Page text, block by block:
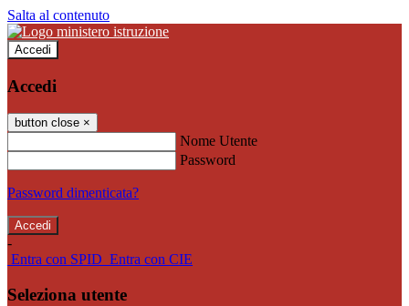
Salta al contenuto
Accedi
Accedi
button close ×
Nome Utente
Password
Password dimenticata?
-
Entra con SPID Entra con CIE
Seleziona utente